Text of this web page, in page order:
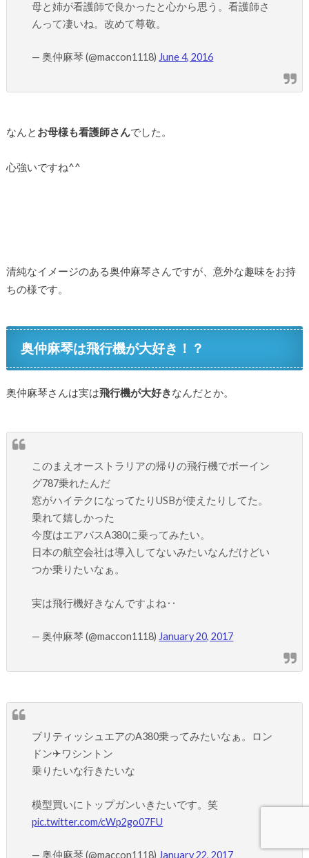
母と姉が看護師で良かったと心から思う。看護師さ
んって凄いね。改めて尊敬。
— 奥仲麻琴 (@maccon1118) June 4, 2016
なんと お母様も看護師さんでした。
心強いですね^^
清純なイメージのある奥仲麻琴さんですが、意外な趣味をお持
ちの様です。
奥仲麻琴は飛行機が大好き！？
奥仲麻琴さんは実は飛行機が大好きなんだとか。
このまえオーストラリアの帰りの飛行機でボーイン
グ787乗れたんだ
窓がハイテクになってたりUSBが使えたりしてた。
乗れて嬉しかった
今度はエアバスA380に乗ってみたい。
日本の航空会社は導入してないみたいなんだけどい
つか乗りたいなぁ。
実は飛行機好きなんですよね‥
— 奥仲麻琴 (@maccon1118) January 20, 2017
ブリティッシュエアのA380乗ってみたいなぁ。ロン
ドン✈︎ワシントン
乗りたいな行きたいな
模型買いにトップガンいきたいです。笑
pic.twitter.com/cWp2go07FU
— 奥仲麻琴 (@maccon1118) January 22, 2017